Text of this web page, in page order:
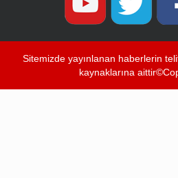
Sitemizde yayınlanan haberlerin
kaynaklarına